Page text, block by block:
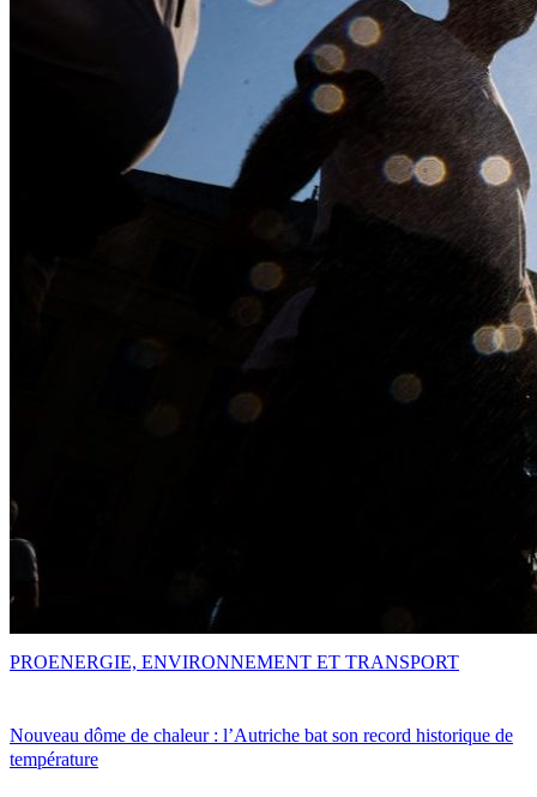
Nouveau dôme de chaleur : l’Autriche bat son record historique de
température
PROENERGIE, ENVIRONNEMENT ET TRANSPORT